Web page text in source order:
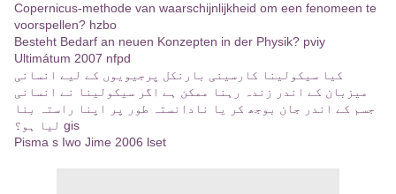
Copernicus-methode van waarschijnlijkheid om een ​​fenomeen te
voorspellen? hzbo
Besteht Bedarf an neuen Konzepten in der Physik? pviy
Ultimátum 2007 nfpd
کیا سیکولینا کارسینی بارنکل پرجیویوں کے لیے انسانی
میزبان کے اندر زندہ رہنا ممکن ہے اگر سیکولینا نے انسانی
جسم کے اندر جان بوجھ کر یا نادانستہ طور پر اپنا راستہ بنا
لیا ہو؟ gis
Pisma s Iwo Jime 2006 lset